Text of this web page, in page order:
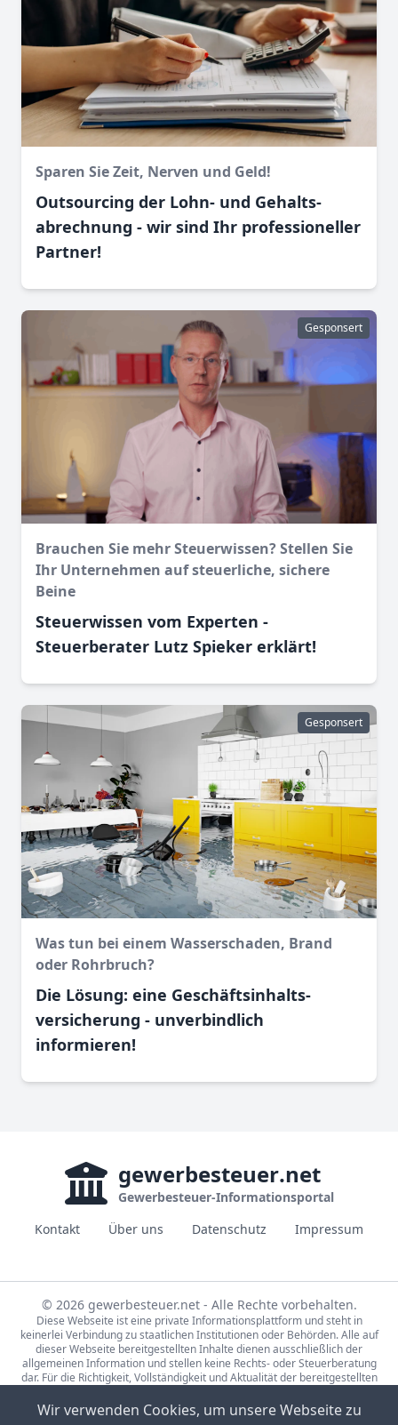
Sparen Sie Zeit, Nerven und Geld!
Outsourcing der Lohn- und Gehalts­
abrechnung - wir sind Ihr professioneller
Partner!
Gesponsert
Brauchen Sie mehr Steuerwissen? Stellen Sie
Ihr Unternehmen auf steuerliche, sichere
Beine
Steuerwissen vom Experten -
Steuerberater Lutz Spieker erklärt!
Gesponsert
Was tun bei einem Wasser­schaden, Brand
oder Rohr­bruch?
Die Lösung: eine Geschäftsinhalts­
versicherung - unverbindlich
informieren!
gewerbesteuer.net
Gewerbesteuer-Informationsportal
Kontakt
Über uns Datenschutz Impressum
© 2026 gewerbesteuer.net - Alle Rechte vorbehalten.
Diese Webseite ist eine private Informationsplattform und steht in
keinerlei Verbindung zu staatlichen Institutionen oder Behörden. Alle auf
dieser Webseite bereitgestellten Inhalte dienen ausschließlich der
allgemeinen Information und stellen keine Rechts- oder Steuerberatung
dar. Für die Richtigkeit, Vollständigkeit und Aktualität der bereitgestellten
steuerlichen Fragen wenden Sie sich bitte an einen qualifizierten
Fachberater.
Wir verwenden Cookies, um unsere Webseite zu